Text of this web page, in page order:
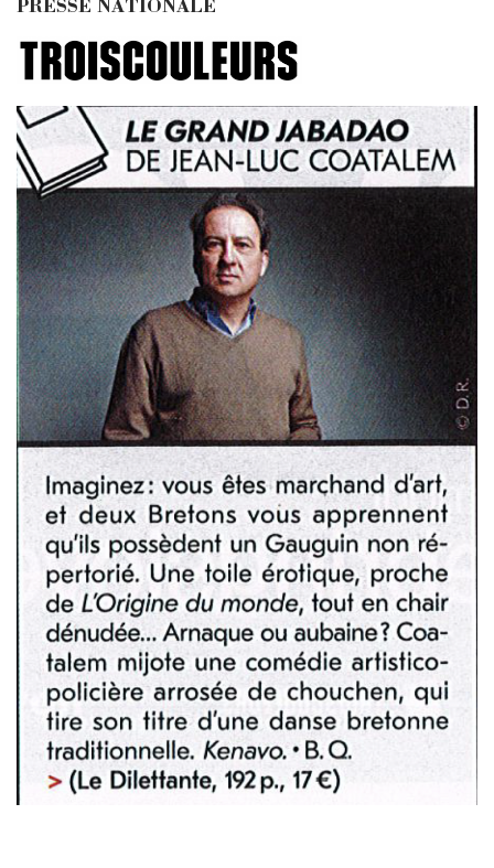
PRESSE NATIONALE